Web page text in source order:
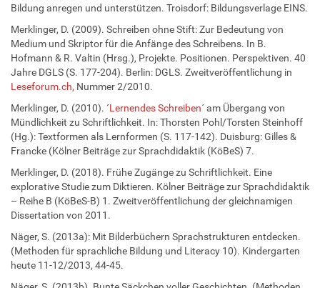
Bildung anregen und unterstützen. Troisdorf: Bildungsverlage EINS.
Merklinger, D. (2009). Schreiben ohne Stift: Zur Bedeutung von
Medium und Skriptor für die Anfänge des Schreibens. In B.
Hofmann & R. Valtin (Hrsg.), Projekte. Positionen. Perspektiven. 40
Jahre DGLS (S. 177-204). Berlin: DGLS. Zweitveröffentlichung in
Leseforum.ch, Nummer 2/2010.
Merklinger, D. (2010). ´Lernendes Schreiben´ am Übergang von
Mündlichkeit zu Schriftlichkeit. In: Thorsten Pohl/Torsten Steinhoff
(Hg.): Textformen als Lernformen (S. 117-142). Duisburg: Gilles &
Francke (Kölner Beiträge zur Sprachdidaktik (KöBeS) 7.
Merklinger, D. (2018). Frühe Zugänge zu Schriftlichkeit. Eine
explorative Studie zum Diktieren. Kölner Beiträge zur Sprachdidaktik
– Reihe B (KöBeS-B) 1. Zweitveröffentlichung der gleichnamigen
Dissertation von 2011.
Näger, S. (2013a): Mit Bilderbüchern Sprachstrukturen entdecken.
(Methoden für sprachliche Bildung und Literacy 10). Kindergarten
heute 11-12/2013, 44-45.